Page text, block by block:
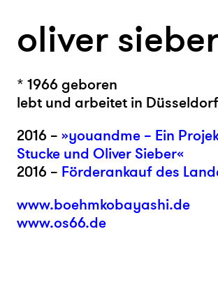
oliver
* 1966 geboren
lebt und arbeitet in Düsseldorf
2016 – »youandme – Ein
Stucke und Oliver Sieber«
2016 – Förderankauf des
www.boehmkobayashi.de
www.os66.de